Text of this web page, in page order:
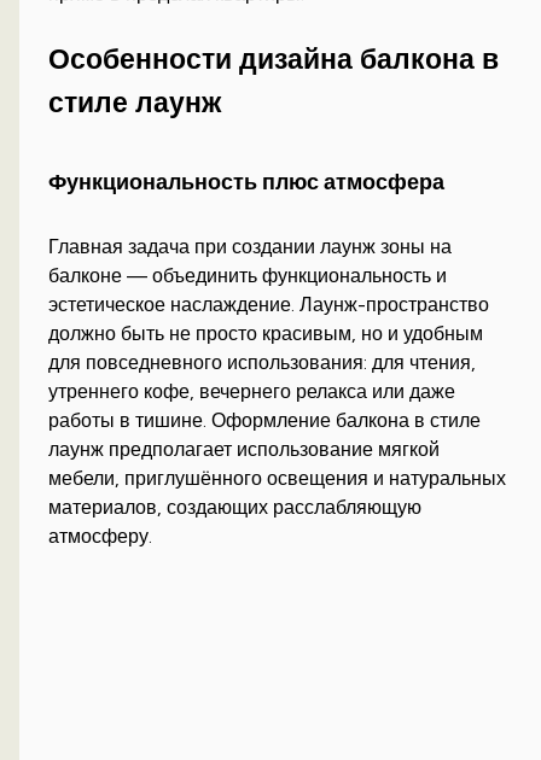
Особенности дизайна балкона в
стиле лаунж
Функциональность плюс атмосфера
Главная задача при создании лаунж зоны на
балконе — объединить функциональность и
эстетическое наслаждение. Лаунж-пространство
должно быть не просто красивым, но и удобным
для повседневного использования: для чтения,
утреннего кофе, вечернего релакса или даже
работы в тишине. Оформление балкона в стиле
лаунж предполагает использование мягкой
мебели, приглушённого освещения и натуральных
материалов, создающих расслабляющую
атмосферу.